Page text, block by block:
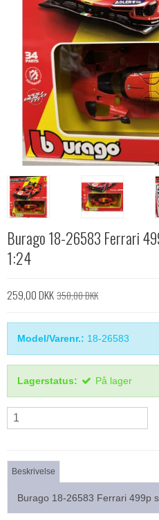
Burago 18-26583 Ferrari
1:24
259,00 DKK350,00 DKK
Model/Varenr.: 18-26583
Lagerstatus: På lager
Beskrivelse
Burago 18-26583 Ferrari 499p